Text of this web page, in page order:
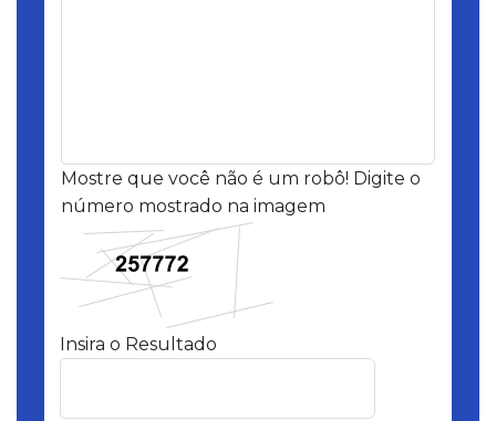
Mostre que você não é um robô! Digite o
número mostrado na imagem
Insira o Resultado